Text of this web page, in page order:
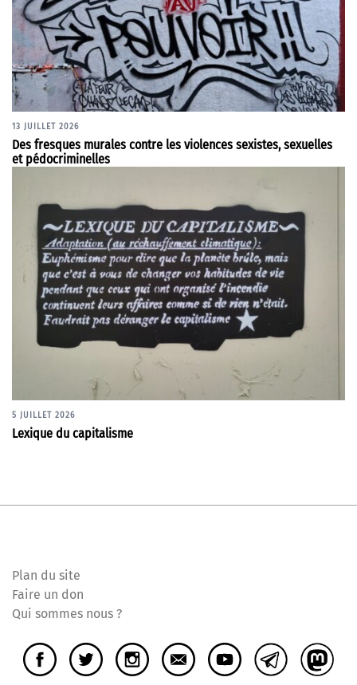
13 JUILLET 2026
Des fresques murales contre les violences sexistes, sexuelles
et pédocriminelles
5 JUILLET 2026
Lexique du capitalisme
Plan du site
Faire un don
Qui sommes nous ?